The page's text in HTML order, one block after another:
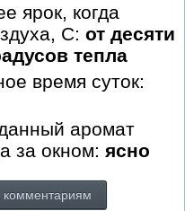
ярок, когда
С: от десяти
тепла
время суток:
аромат
за окном: ясно
комментариям